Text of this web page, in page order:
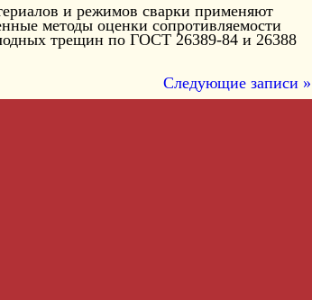
и режимов сварки применяют
методы оценки сопротивляемости
трещин по ГОСТ 26389-84 и 26388
Следующие записи »